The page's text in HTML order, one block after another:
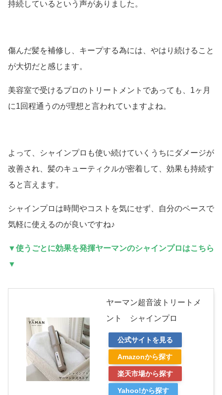
持続しているという声がありました。
傷んだ髪を補修し、キープする為には、やはり続けること
が大切だと感じます。
美容室で受けるプロのトリートメントであっても、1ヶ月
に1回程通うのが理想と言われていますよね。
よって、シャインプロも使い続けていくうちにダメージが
改善され、髪のキューティクルが密着して、効果も持続す
ると言えます。
シャインプロは時間やコストを気にせず、自分のペースで
気軽に使えるのが良いですね♪
▼使うごとに効果を発揮ヤーマンのシャインプロはこちら
▼
ヤーマン超音波トリートメ
ント シャインプロ
公式サイトを見る
Amazonから探す
楽天市場から探す
Yahoo!から探す